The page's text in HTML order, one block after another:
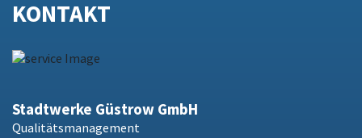
KONTAKT
Stadtwerke Güstrow GmbH
Qualitätsmanagement